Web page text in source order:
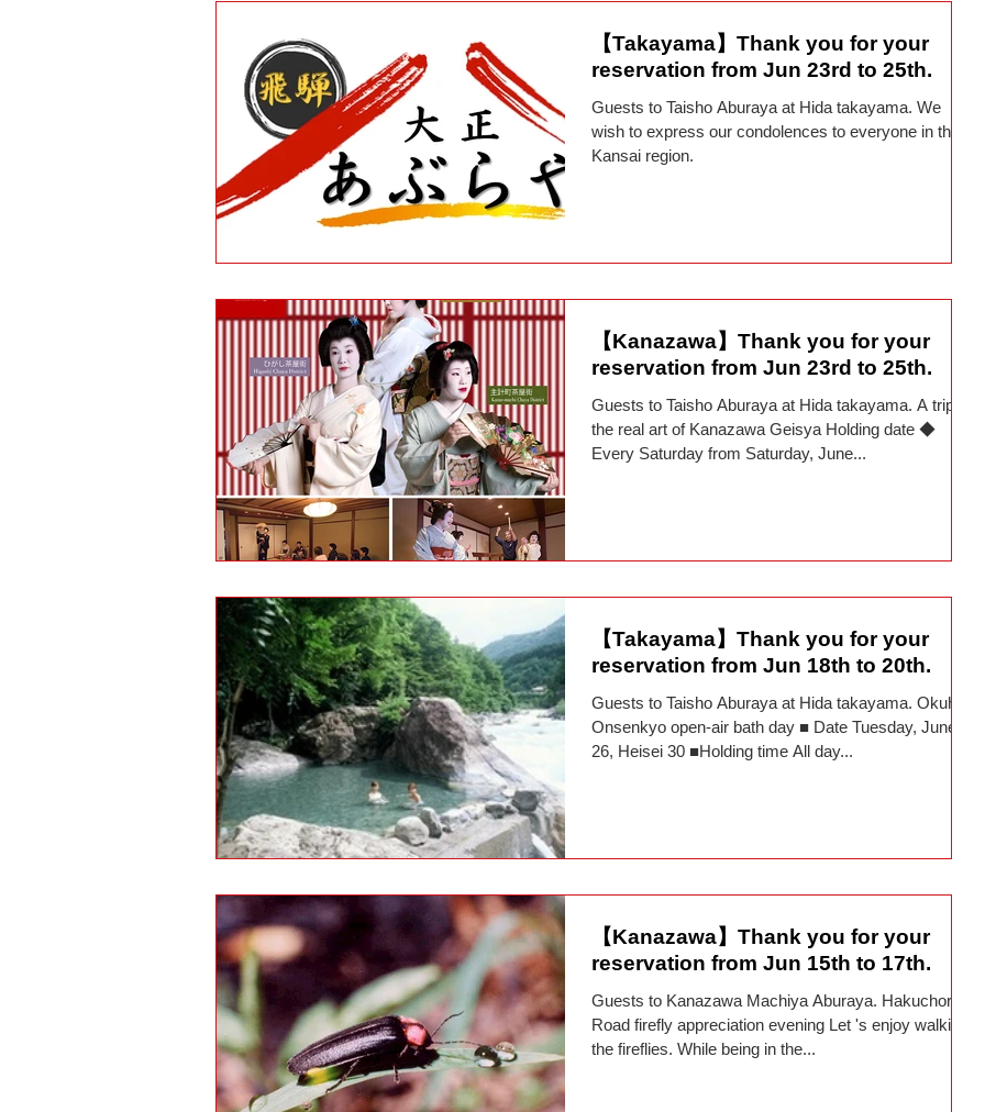
【Takayama】Thank you for your
reservation from Jun 23rd to 25th.
Guests to Taisho Aburaya at Hida takayama. We
wish to express our condolences to everyone in the
Kansai region.
【Kanazawa】Thank you for your
reservation from Jun 23rd to 25th.
Guests to Taisho Aburaya at Hida takayama. A trip to
the real art of Kanazawa Geisya Holding date ◆
Every Saturday from Saturday, June...
【Takayama】Thank you for your
reservation from Jun 18th to 20th.
Guests to Taisho Aburaya at Hida takayama. Okuhida
Onsenkyo open-air bath day ■ Date Tuesday, June
26, Heisei 30 ■Holding time All day...
【Kanazawa】Thank you for your
reservation from Jun 15th to 17th.
Guests to Kanazawa Machiya Aburaya. Hakuchoro
Road firefly appreciation evening Let 's enjoy walking
the fireflies. While being in the...